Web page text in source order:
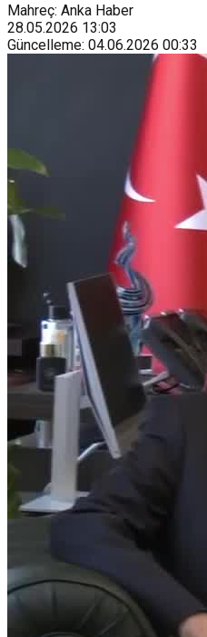
Mahreç: Anka Haber
28.05.2026 13:03
Güncelleme: 04.06.2026 00:33